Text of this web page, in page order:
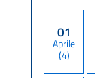
01
Aprile
(4)